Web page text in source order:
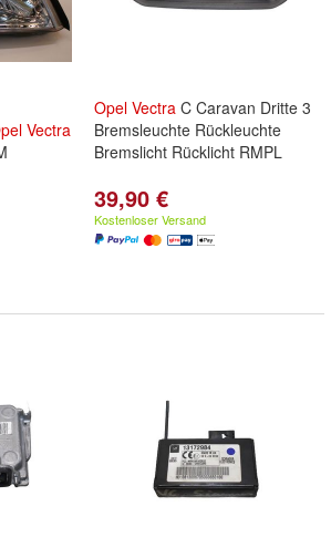
Vectra
Opel Vectra C Caravan Dritte 3
Bremsleuchte Rückleuchte
Bremslicht Rücklicht RMPL
39,90 €
Kostenloser Versand